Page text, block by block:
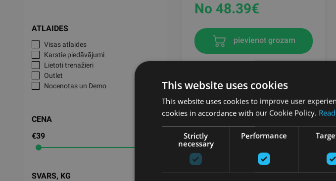
ATLAIDES
Visas atlaides
Karstie piedāvājumi
Lietoti trenažieri
Outlet
Nocenotas un Demo
CENA
€39
SVARS, KG
No 48.39€
pievienot grozam
This website uses cookies
This website uses cookies to improve user
cookies in accordance with our Cookie Policy.
Strictly
necessary
Performance